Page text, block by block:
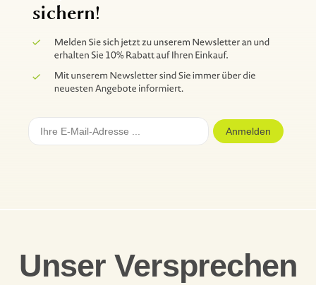
sichern!
Anmelden
Unser Versprechen